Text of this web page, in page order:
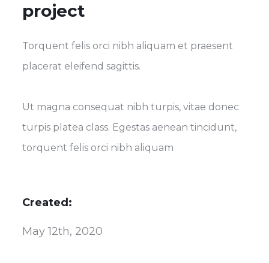
project
Torquent felis orci nibh aliquam et praesent
placerat eleifend sagittis.
Ut magna consequat nibh turpis, vitae donec
turpis platea class. Egestas aenean tincidunt,
torquent felis orci nibh aliquam
Created:
May 12th, 2020